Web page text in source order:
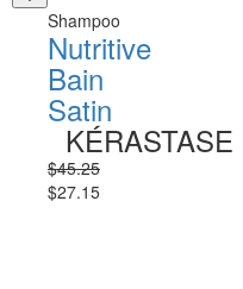
Shampoo
Nutritive
Bain
Satin
KÉRASTASE
$45.25
$27.15